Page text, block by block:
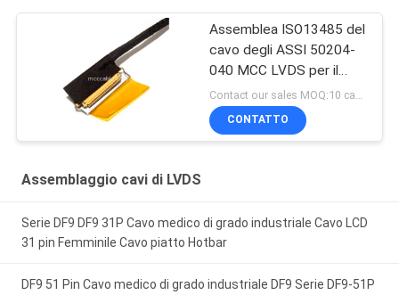
Assemblea ISO13485 del
cavo degli ASSI 50204-
040 MCC LVDS per il
monitor medico
dell'affissione a cristalli
liquidi
CONTATTO
Assemblaggio cavi di LVDS
Serie DF9 DF9 31P Cavo medico di grado industriale Cavo LCD
31 pin Femminile Cavo piatto Hotbar
DF9 51 Pin Cavo medico di grado industriale DF9 Serie DF9-51P